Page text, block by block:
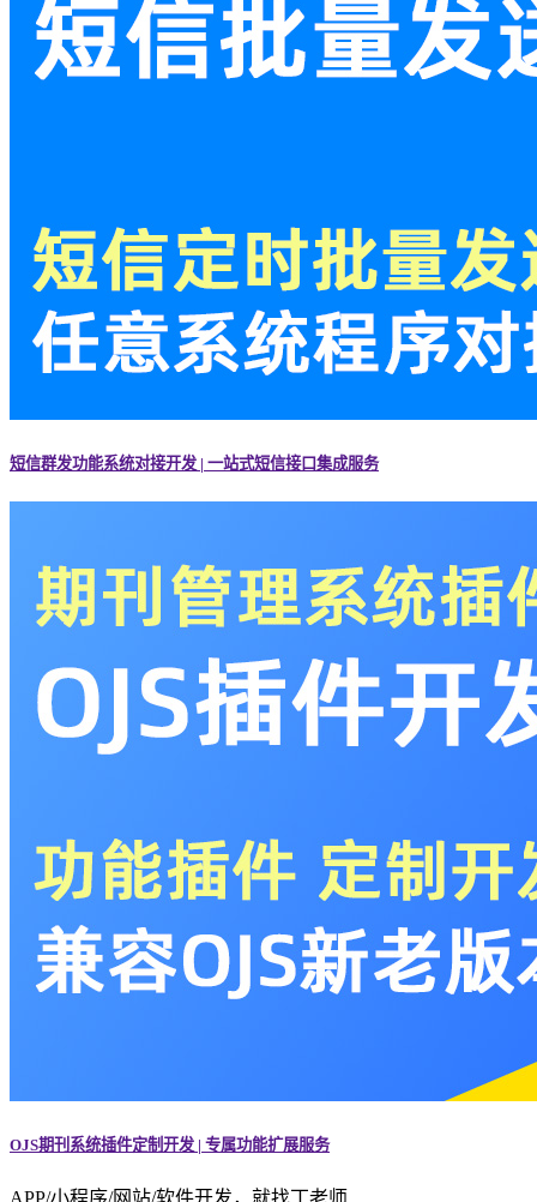
短信群发功能系统对接开发 | 一站式短信接口集成服务
OJS期刊系统插件定制开发 | 专属功能扩展服务
APP/小程序/网站/软件开发，就找丁老师